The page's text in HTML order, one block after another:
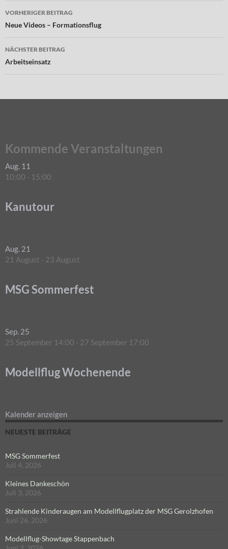
Beitragsnavigation
VORHERIGER BEITRAG
Neue Videos – Formationsflug
NÄCHSTER BEITRAG
Arbeitseinsatz
Kommende Veranstaltungen
Aug. 11
10:00 - 15:00
Kanutour
Aug. 21
21 August - 23 August
MSG Sommerfest
Sep. 25
25 September 14:00 - 27 September 17:00
Modellflug Wochenende
Kalender anzeigen
NEUESTE BEITRÄGE
MSG Sommerfest
Juli 4, 2026
Kleines Dankeschön
Juli 3, 2026
Strahlende Kinderaugen am Modellflugplatz der MSG Gerolzhofen
Juni 26, 2026
Modellflug-Showtage Stappenbach